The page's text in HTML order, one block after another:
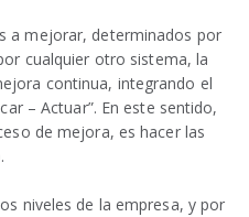
a mejorar, determinados por
cualquier otro sistema, la
continua, integrando el
– Actuar”. En este sentido,
de mejora, es hacer las
niveles de la empresa, y por